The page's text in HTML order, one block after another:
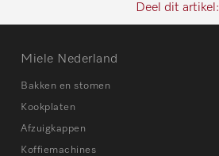
Deel dit artikel:
Miele Nederland
Bakken en stomen
Kookplaten
Afzuigkappen
Koffiemachines